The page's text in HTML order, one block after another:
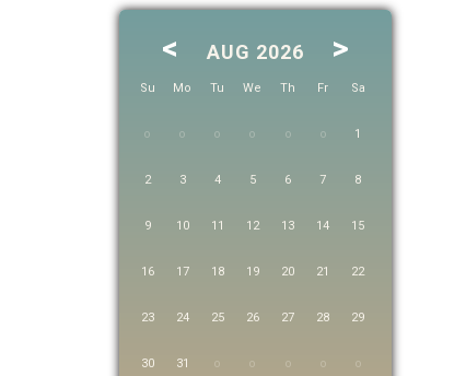
< AUG 2026 >
Su Mo Tu We Th Fr Sa
1
2 3 4 5 6 7 8
9 10 11 12 13 14 15
16 17 18 19 20 21 22
23 24 25 26 27 28 29
30 31